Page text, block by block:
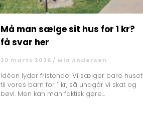
Må man sælge sit hus for 1 kr?
få svar her
30 marts 2026 / Mia Andersen
Idéen lyder fristende: Vi sælger bare huset
til vores barn for 1 kr, så undgår vi skat og
bøvl. Men kan man faktisk gøre...